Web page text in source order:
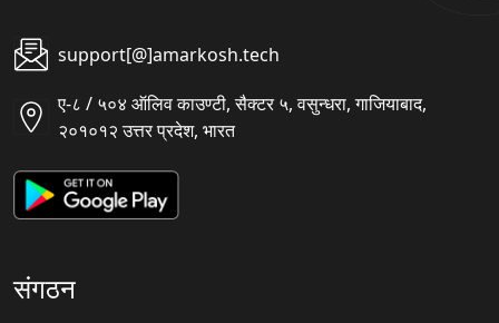
support[@]amarkosh.tech
ए-८ / ५०४ ऑलिव काउण्टी, सैक्टर ५, वसुन्धरा, गाजियाबाद,
२०१०१२ उत्तर प्रदेश, भारत
संगठन